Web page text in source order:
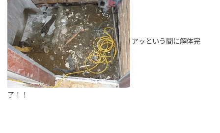
アッという間に解体完
了！！